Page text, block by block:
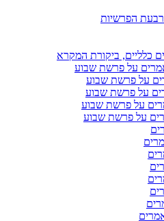
הפרשיות
כלליים, ביקורת המקרא
על פרשת שבוע
על פרשת שבוע
על פרשת שבוע
על פרשת שבוע
על פרשת שבוע